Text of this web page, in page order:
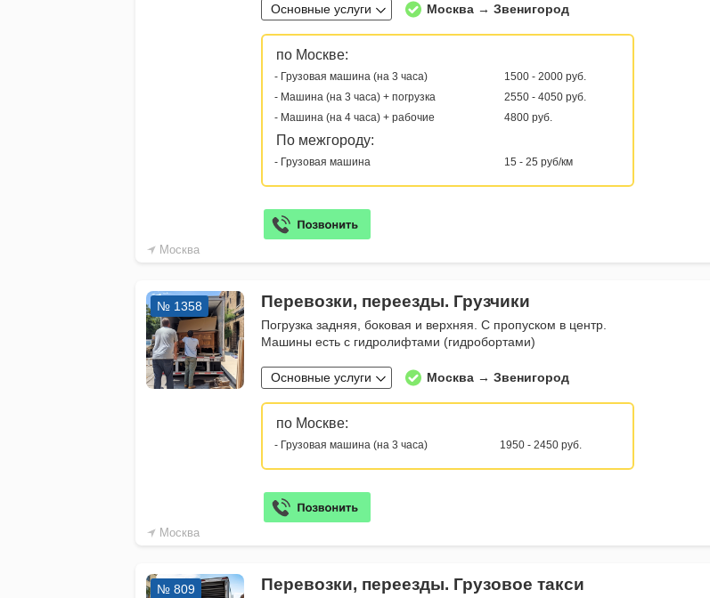
Москва
Основные услуги Москва → Звенигород
по Москве:
- Грузовая машина (на 3 часа)
1500 - 2000 руб.
- Машина (на 3 часа) + погрузка
2550 - 4050 руб.
- Машина (на 4 часа) + рабочие
4800 руб.
По межгороду:
- Грузовая машина 15 - 25 руб/км
Москва
№ 1358 Перевозки, переезды. Грузчики
Погрузка задняя, боковая и верхняя. С пропуском в центр.
Машины есть с гидролифтами (гидробортами)
Основные услуги Москва → Звенигород
по Москве:
- Грузовая машина (на 3 часа) 1950 - 2450 руб.
№ 809 Перевозки, переезды. Грузовое такси